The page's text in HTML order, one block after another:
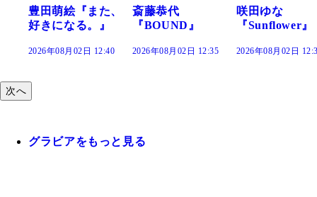
斎藤恭代
『BOUND』
2026年08月02日 12:35
咲田ゆな
『Sunflower』
2026年08月02日 12:30
藤水咲桜『花
だまり』
2026年08月02日
次へ
グラビアをもっと見る